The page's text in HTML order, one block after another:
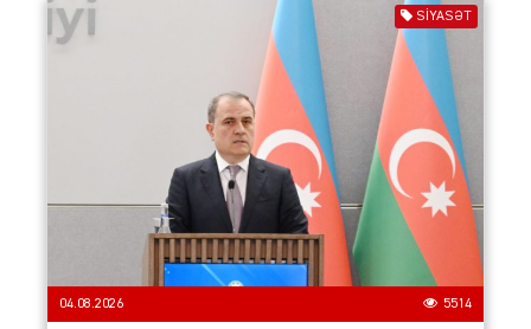
SIYASƏT
04.08.2026 5514